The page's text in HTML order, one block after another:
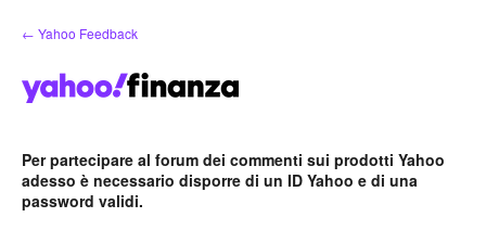
Salta
al
← Yahoo Feedback
Per partecipare al forum dei commenti sui prodotti Yahoo
adesso è necessario disporre di un ID Yahoo e di una
password validi.